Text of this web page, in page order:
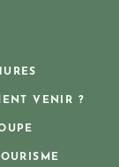
VENIR ?